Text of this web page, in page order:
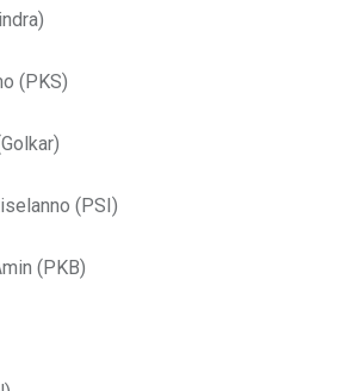
(PKS)
(PSI)
(PKB)